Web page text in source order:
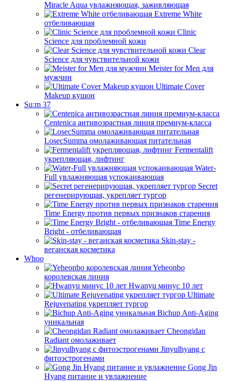
Miracle Aqua увлажняющая, заживляющая
Extreme White
отбеливающая
Clinic
Science для проблемной кожи
Clear
Science для чувствительной кожи
Meister for Men для
мужчин
Ultimate Cover
Makeup кушон
Su:m 37
Centenica антивозрастная линия премиум-класса
LosecSumma омолаживающая питательная
Fermentalift
укрепляющая, лифтинг
Water-
Full увлажняющая успокаивающая
Secret
регенерирующая, укрепляет тургор
Time Energy против первых признаков старения
Time Energy
Bright - отбеливающая
Skin-stay -
веганская косметика
Whoo
Yeheonbo
королевская линия
Hwanyu минус 10 лет
Ultimate
Rejuvenating укрепляет тургор
Bichup Anti-Aging
уникальная
Cheongidan
Radiant омолаживает
Jinyulhyang с
фитоэстрогенами
Gong Jin
Hyang питание и увлажнение